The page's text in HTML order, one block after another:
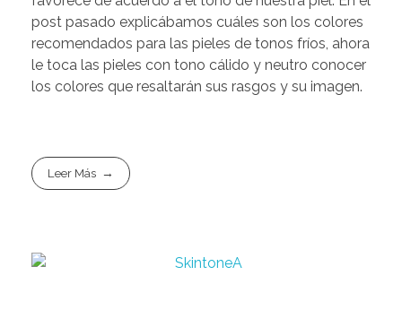
post pasado explicábamos cuáles son los colores
recomendados para las pieles de tonos fríos, ahora
le toca las pieles con tono cálido y neutro conocer
los colores que resaltarán sus rasgos y su imagen.
Leer Más